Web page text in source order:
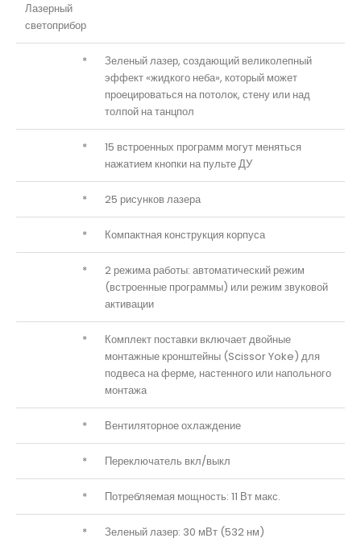
Лазерный
светоприбор
*
Зеленый лазер, создающий великолепный
эффект «жидкого неба», который может
проецироваться на потолок, стену или над
толпой на танцпол
*
15 встроенных программ могут меняться
нажатием кнопки на пульте ДУ
* 25 рисунков лазера
* Компактная конструкция корпуса
*
2 режима работы: автоматический режим
(встроенные программы) или режим звуковой
активации
*
Комплект поставки включает двойные
монтажные кронштейны (Scissor Yoke) для
подвеса на ферме, настенного или напольного
монтажа
* Вентиляторное охлаждение
* Переключатель вкл/выкл
* Потребляемая мощность: 11 Вт макс.
* Зеленый лазер: 30 мВт (532 нм)